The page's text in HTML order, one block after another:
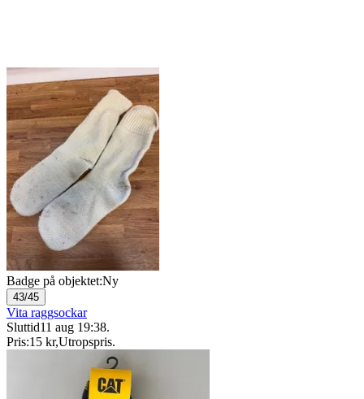
Badge på objektet:Ny
43/45
Vita raggsockar
Sluttid11 aug 19:38.
Pris:15 kr,Utropspris.